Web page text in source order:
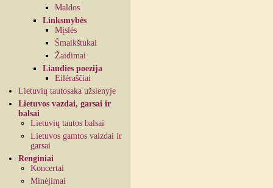
Maldos
Linksmybės
Mįslės
Šmaikštukai
Žaidimai
Liaudies poezija
Eilėraščiai
Lietuvių tautosaka užsienyje
Lietuvos vazdai, garsai ir
balsai
Lietuvių tautos balsai
Lietuvos gamtos vaizdai ir
garsai
Renginiai
Koncertai
Minėjimai